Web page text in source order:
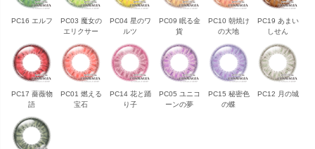
PC16 エルフ
PC03 魔女の
エリクサー
PC04 星のワ
ルツ
PC09 眠る金
貨
PC10 朝焼け
の大地
PC19 あまい
しせん
PC17 薔薇物
語
PC01 燃える
宝石
PC14 花と踊
り子
PC05 ユニコ
ーンの夢
PC15 秘密色
の蝶
PC12 月の城